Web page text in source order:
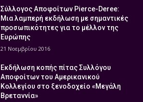
Σύλλογος Αποφοίτων Pierce-Deree:
Μια λαμπερή εκδήλωση με σημαντικές
προσωπικότητες για το μέλλον της
Ευρώπης
21 Νοεμβρίου 2016
Εκδήλωση κοπής πίτας Συλλόγου
Αποφοίτων του Αμερικανικού
Κολλεγίου στο ξενοδοχείο «Μεγάλη
Βρεταννία»